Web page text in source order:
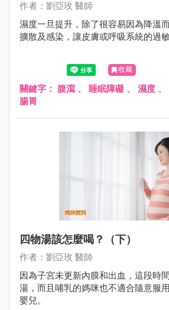
作者：劉亞玫 醫師
濕度一旦提升，除了很容易因為降溫
擴散及感染，讓皮膚或呼吸系統的過敏
收藏
關鍵字： 腹瀉 、 睡眠障礙 、 濕度 、
腸胃
四物湯該怎麼喝？（下）
作者：劉亞玫 醫師
因為子宮未更新內膜和出血，這段時
湯，而且哺乳的媽咪也不適合隨意服
嬰兒。